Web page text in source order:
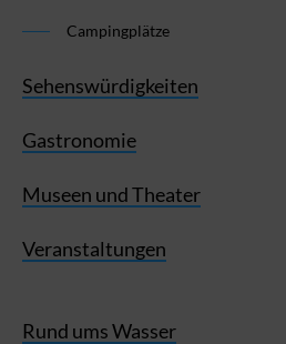
Campingplätze
Sehenswürdigkeiten
Gastronomie
Museen und Theater
Veranstaltungen
Rund ums Wasser